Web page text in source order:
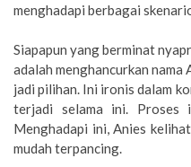
menghadapi berbagai
Siapapun yang berminat
adalah menghancurkan
jadi pilihan. Ini ironis dalam
terjadi selama ini. Proses
Menghadapi ini, Anies
mudah terpancing.